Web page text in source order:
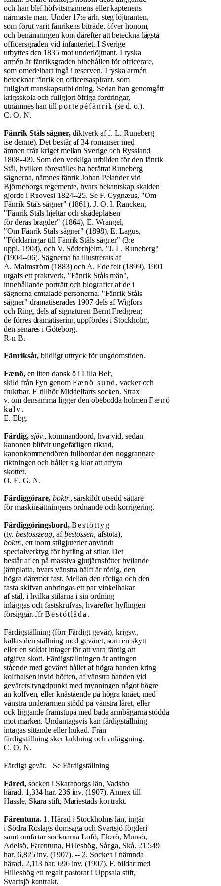
och han blef höfvitsmannens eller kaptenens
närmaste man. Under 17:e årh. steg löjtnanten,
som förut varit fänrikens biträde, öfver honom,
och benämningen kom därefter att beteckna lägsta
officersgraden vid infanteriet. I Sverige
utbyttes den 1835 mot underlöjtnant. I ryska
armén är fänriksgraden bibehållen för officerare,
som omedelbart ingå i reserven. I tyska armén
betecknar fänrik en officersaspirant, som
fullgjort manskapsutbildning. Sedan han genomgått
krigsskola och fullgjort öfriga fordringar,
utnämnes han till portepéfänrik (se d. o.).
C. O. N.
Fänrik Ståls sägner, diktverk af J. L. Runeberg
ise denne). Det består af 34 romanser med
ämnen från kriget mellan Sverige och Ryssland
1808--09. Som den verkliga urbilden för den fänrik
Stål, hvilken föreställes ha berättat Runeberg
sägnerna, nämnes fänrik Johan Pelander vid
Björneborgs regemente, hvars bekantskap skalden
gjorde i Ruovesi 1824--25. Se F. Cygnæus, "Om
Fänrik Ståls sägner" (1861), J. O. I. Rancken,
"Fänrik Ståls hjeltar och skådeplatsen
för deras bragder" (1864), E. Wrangel,
"Om Fänrik Ståls sägner" (1898), E. Lagus,
"Förklaringar till Fänrik Ståls sägner" (3:e
uppl. 1904), och V. Söderhjelm, "J. L. Runeberg"
(1904--06). Sägnerna ha illustrerats af
A. Malmström (1883) och A. Edelfelt (1899). 1901
utgafs ett praktverk, "Fänrik Ståls män",
innehållande porträtt och biografier af de i
sägnerna omtalade personerna. "Fänrik Ståls
sägner" dramatiserades 1907 dels af Wigfors
och Ring, dels af signaturen Bernt Fredgren;
de förres dramatisering uppfördes i Stockholm,
den senares i Göteborg.
R-n B.
Fänriksår, bildligt uttryck för ungdomstiden.
Fænö, en liten dansk ö i Lilla Belt,
skild från Fyn genom Fænö sund , vacker och
fruktbar. F. tillhör Middelfarts socken. Strax
v. om densamma ligger den obebodda holmen Fænö
kalv.
E. Ebg.
Färdig, sjöv., kommandoord, hvarvid, sedan
kanonen blifvit ungefärligen riktad,
kanonkommendören fullbordar den noggrannare
riktningen och håller sig klar att affyra
skottet.
O. E. G. N.
Färdiggörare, boktr., särskildt utsedd sättare
för maskinsättningens ordnande och korrigering.
Färdiggöringsbord, Bestöttyg
(ty. bestosszeug, af bestossen
boktr., ett inom stilgjuterier användt
specialverktyg för hyfling af stilar. Det
består af en på massiva gjutjärnsfötter hvilande
järnplatta, hvars vänstra hälft är rörlig, den
högra däremot fast. Mellan den rörliga och den
fasta skifvan anbringas ett par vinkelhakar
af stål, i hvilka stilarna i sin ordning
inläggas och fastskrufvas, hvarefter hyflingen
försiggår. Jfr Bestötlåda .
Färdigställning (förr Färdigt gevär), krigsv.,
kallas den ställning med geväret, som en skytt
eller en soldat intager för att vara färdig att
afgifva skott. Färdigställningen är antingen
stående med geväret hållet af högra handen kring
kolfhalsen invid höften, af vänstra handen vid
gevärets tyngdpunkt med mynningen något högre
än kolfven, eller knästående på högra knäet, med
vänstra underarmen stödd på vänstra låret, eller
ock liggande framstupa med båda armbågarna stödda
mot marken. Undantagsvis kan färdigställning
intagas sittande eller hukad. Från
färdigställning sker laddning och anläggning.
C. O. N.
Färdigt gevär.   Se Färdigställning.
Färed, socken i Skaraborgs län, Vadsbo
härad. 1,334 har. 236 inv. (1907). Annex till
Hassle, Skara stift, Mariestads kontrakt.
Färentuna. 1. Härad i Stockholms län, ingår
i Södra Roslags domsaga och Svartsjö fögderi
samt omfattar socknarna Lofö, Ekerö, Munsö,
Adelsö, Färentuna, Hilleshög, Sånga, Skå. 21,549
har. 6,825 inv. (1907). -- 2. Socken i nämnda
härad. 2,113 har. 696 inv. (1907). F. bildar med
Hilleshög ett regalt pastorat i Uppsala stift,
Svartsjö kontrakt.